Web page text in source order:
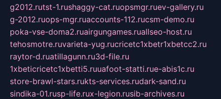
g2012.rutst-1.rushaggy-cat.ruopsmgr.ruev-gallery.ru
g-2012.ruops-mgr.ruaccounts-112.rucsm-demo.ru
poka-vse-doma2.ruairgungames.ruallseo-host.ru
tehosmotre.ruvarieta-yug.rucricetc1xbetr1xbetcc2.ru
raytor-d.ruatillagunn.ru3d-file.ru
1xbeticricetc1xbetti5.ruuafoot-statti.rue-abis1c.ru
store-brawl-stars.rukts-services.rudark-sand.ru
sindika-01.rusp-life.rux-legion.rusib-archives.ru